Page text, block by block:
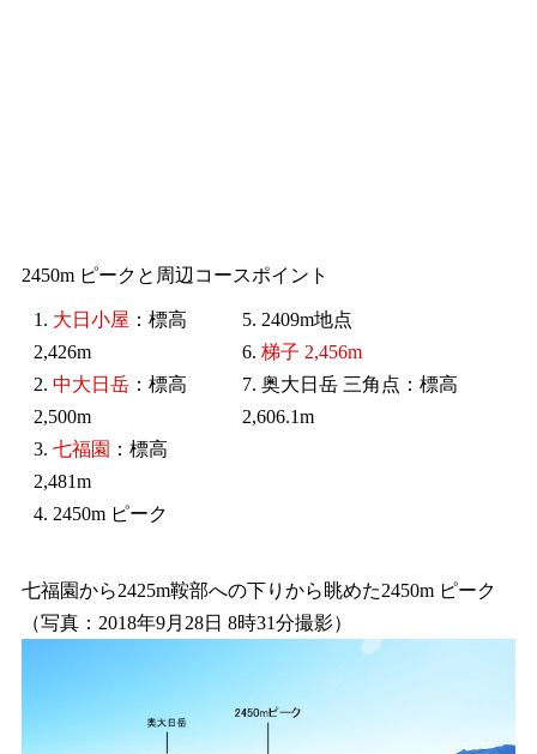
2450m ピークと周辺コースポイント
1. 大日小屋 ：標高
2,426m
2. 中大日岳 ：標高
2,500m
3. 七福園 ：標高
2,481m
4. 2450m ピーク
5. 2409m地点
6. 梯子 2,456m
7. 奥大日岳 三角点：標高
2,606.1m
七福園から2425m鞍部への下りから眺めた2450m ピーク
（写真：2018年9月28日 8時31分撮影）